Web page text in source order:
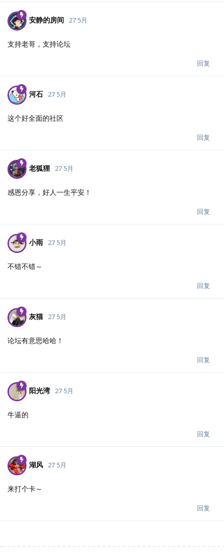
安静的房间 27 5月
支持老哥，支持论坛
回复
河石 27 5月
这个好全面的社区
回复
老狐狸 27 5月
感恩分享，好人一生平安！
回复
小雨 27 5月
不错不错～
回复
灰猫 27 5月
论坛有意思哈哈！
回复
阳光湾 27 5月
牛逼的
回复
湖风 27 5月
来打个卡～
回复